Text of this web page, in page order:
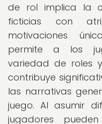
de rol implica la
ficticias con
motivaciones
permite a los
variedad de roles
contribuye
las narrativas
juego. Al asumir
jugadores